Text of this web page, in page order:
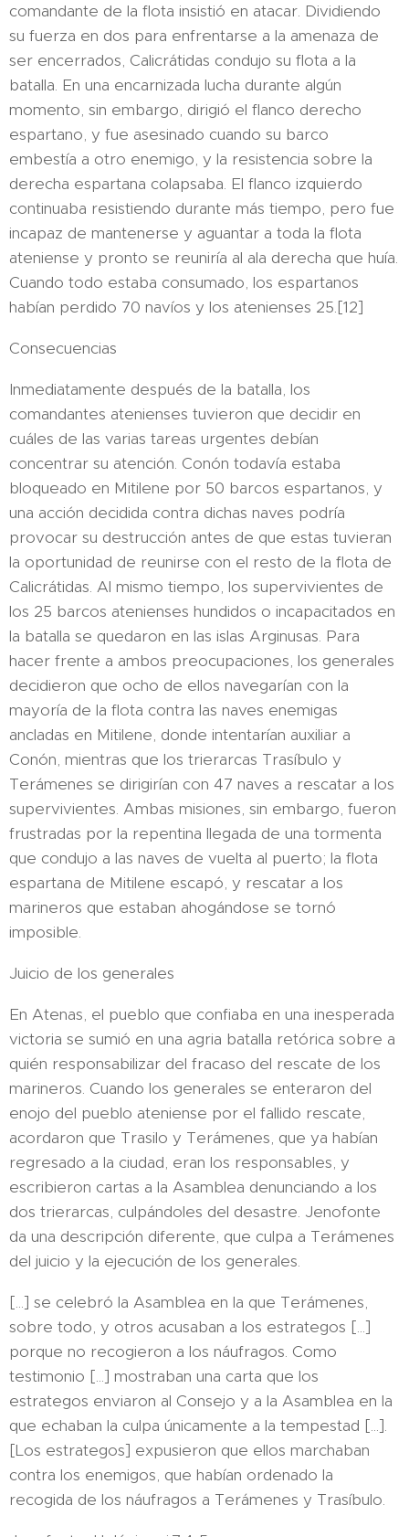
comandante de la flota insistió en atacar. Dividiendo
su fuerza en dos para enfrentarse a la amenaza de
ser encerrados,​ Calicrátidas condujo su flota a la
batalla. En una encarnizada lucha durante algún
momento, sin embargo, dirigió el flanco derecho
espartano, y fue asesinado cuando su barco
embestía a otro enemigo, y la resistencia sobre la
derecha espartana colapsaba. El flanco izquierdo
continuaba resistiendo durante más tiempo, pero fue
incapaz de mantenerse y aguantar a toda la flota
ateniense y pronto se reuniría al ala derecha que huía.
Cuando todo estaba consumado, los espartanos
habían perdido 70 navíos y los atenienses 25.[12]​
Consecuencias
Inmediatamente después de la batalla, los
comandantes atenienses tuvieron que decidir en
cuáles de las varias tareas urgentes debían
concentrar su atención. Conón todavía estaba
bloqueado en Mitilene por 50 barcos espartanos, y
una acción decidida contra dichas naves podría
provocar su destrucción antes de que estas tuvieran
la oportunidad de reunirse con el resto de la flota de
Calicrátidas. Al mismo tiempo, los supervivientes de
los 25 barcos atenienses hundidos o incapacitados en
la batalla se quedaron en las islas Arginusas.​ Para
hacer frente a ambos preocupaciones, los generales
decidieron que ocho de ellos navegarían con la
mayoría de la flota contra las naves enemigas
ancladas en Mitilene, donde intentarían auxiliar a
Conón, mientras que los trierarcas Trasíbulo y
Terámenes se dirigirían con 47 naves a rescatar a los
supervivientes. Ambas misiones, sin embargo, fueron
frustradas por la repentina llegada de una tormenta
que condujo a las naves de vuelta al puerto; la flota
espartana de Mitilene escapó, y rescatar a los
marineros que estaban ahogándose se tornó
imposible.​
Juicio de los generales
En Atenas, el pueblo que confiaba en una inesperada
victoria se sumió en una agria batalla retórica sobre a
quién responsabilizar del fracaso del rescate de los
marineros. Cuando los generales se enteraron del
enojo del pueblo ateniense por el fallido rescate,
acordaron que Trasilo y Terámenes, que ya habían
regresado a la ciudad, eran los responsables, y
escribieron cartas a la Asamblea denunciando a los
dos trierarcas, culpándoles del desastre. Jenofonte
da una descripción diferente, que culpa a Terámenes
del juicio y la ejecución de los generales.
[...] se celebró la Asamblea en la que Terámenes,
sobre todo, y otros acusaban a los estrategos [...]
porque no recogieron a los náufragos. Como
testimonio [...] mostraban una carta que los
estrategos enviaron al Consejo y a la Asamblea en la
que echaban la culpa únicamente a la tempestad [...].
[Los estrategos] expusieron que ellos marchaban
contra los enemigos, que habían ordenado la
recogida de los náufragos a Terámenes y Trasíbulo.